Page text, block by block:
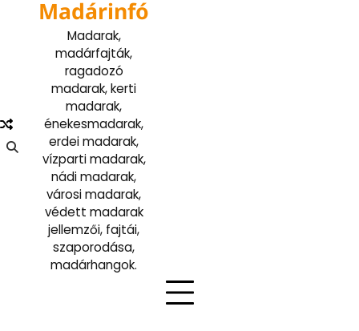
Madárinfó
Madarak,
madárfajták,
ragadozó
madarak, kerti
madarak,
énekesmadarak,
erdei madarak,
vízparti madarak,
nádi madarak,
városi madarak,
védett madarak
jellemzői, fajtái,
szaporodása,
madárhangok.